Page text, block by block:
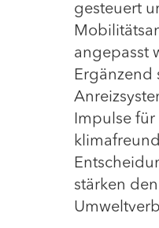
gesteuert
angepasst
Ergänzend
Impulse für
stärken den